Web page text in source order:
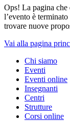
Ops! La pagina che
l’evento è
trovare nuove
Vai alla pagina
Chi siamo
Eventi
Eventi online
Insegnanti
Centri
Strutture
Corsi online